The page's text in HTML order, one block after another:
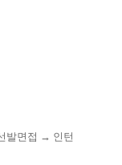
발면접 → 인턴